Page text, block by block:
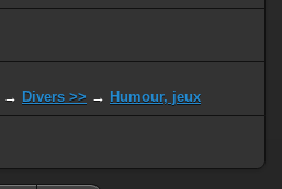
→ Divers >> → Humour, jeux